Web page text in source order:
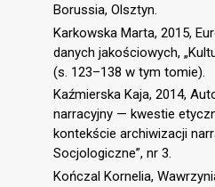
Borussia, Olsztyn.
Karkowska Marta, 2015,
danych jakościowych,
(s. 123–138 w tym tomie).
Kaźmierska Kaja, 2014,
narracyjny — kwestie
kontekście archiwizacji
Socjologiczne”, nr 3.
Kończal Kornelia,